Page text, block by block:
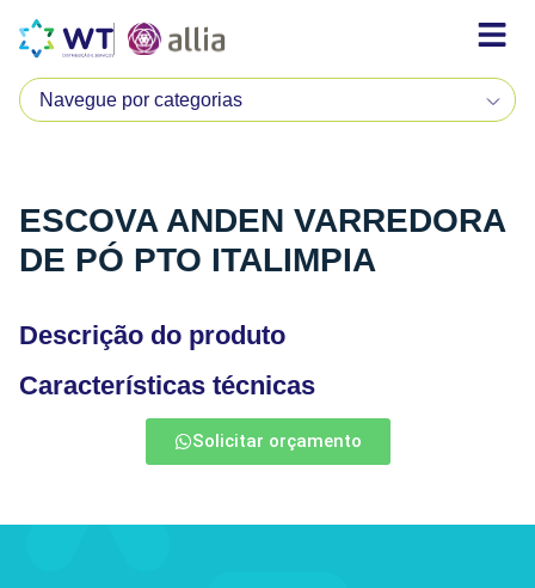
ESCOVA ANDEN VARREDORA
DE PÓ PTO ITALIMPIA
Descrição do produto
Características técnicas
Solicitar orçamento